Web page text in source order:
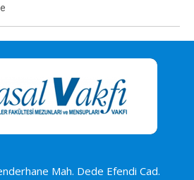
Mah. Dede Efendi Cad.